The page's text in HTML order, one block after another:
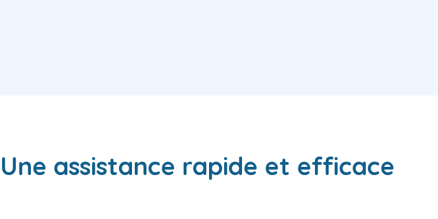
Une assistance rapide et efficace